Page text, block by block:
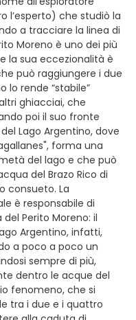
l’esperto) che studiò la
a tracciare la linea di
Moreno è uno dei più
la sua eccezionalità è
può raggiungere i due
lo rende “stabile”
ghiacciai, che
poi il suo fronte
Lago Argentino, dove
forma una
del lago e che può
del Brazo Rico di
consueto. La
è responsabile di
Perito Moreno: il
Argentino, infatti,
a poco a poco un
sempre di più,
dentro le acque del
fenomeno, che si
tra i due e i quattro